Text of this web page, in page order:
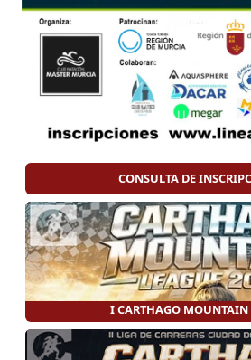
CONSULTA DE
I CARTHAGO MOUNTAIN